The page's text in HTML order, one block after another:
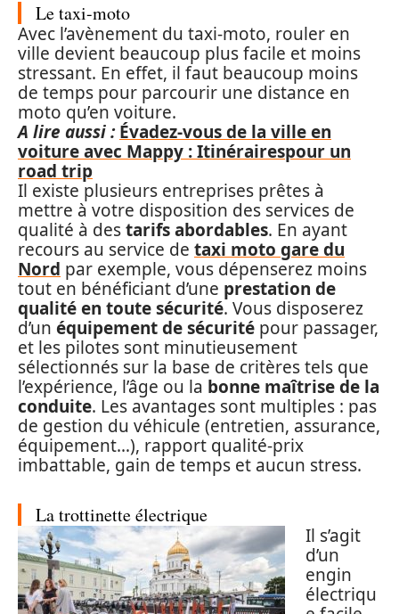
Le taxi-moto
Avec l’avènement du taxi-moto, rouler en
ville devient beaucoup plus facile et moins
stressant. En effet, il faut beaucoup moins
de temps pour parcourir une distance en
moto qu’en voiture.
A lire aussi : Évadez-vous de la ville en
voiture avec Mappy : Itinérairespour un
road trip
Il existe plusieurs entreprises prêtes à
mettre à votre disposition des services de
qualité à destarifs abordables. En ayant
recours au service de taxi moto gare du
Nord par exemple, vous dépenserez moins
tout en bénéficiant d’une prestation de
qualité en toute sécurité. Vous disposerez
d’un équipement de sécurité pour passager,
et les pilotes sont minutieusement
sélectionnés sur la base de critères tels que
l’expérience, l’âge ou la bonne maîtrise de la
conduite. Les avantages sont multiples : pas
de gestion du véhicule (entretien, assurance,
équipement…), rapport qualité-prix
imbattable, gain de temps et aucun stress.
La trottinette électrique
Il s’agit
d’un
engin
électriqu